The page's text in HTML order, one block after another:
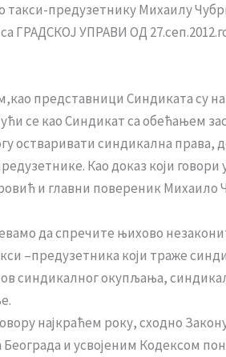
такси-предузетнику Михаилу
ГРАДСКОЈ УПРАВИ ОД
представници Синдиката су
се као Синдикат са обећањем
остваривати синдикална права,
Као доказ који
и главни повереник Михаило
да спречите њихово
–предузетника који траже
синдикалног окупљања,
најкраћем року, сходно
и усвојеним Кодексом